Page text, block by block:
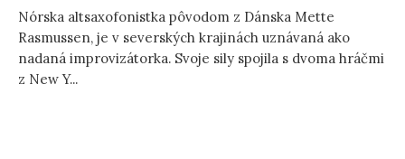
Nórska altsaxofonistka pôvodom z Dánska Mette
Rasmussen, je v severských krajinách uznávaná ako
nadaná improvizátorka. Svoje sily spojila s dvoma hráčmi
z New Y...